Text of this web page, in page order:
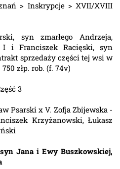
> Inskrypcje > XVII/XVIII
syn zmarłego Andrzeja,
i Franciszek Racięski, syn
sprzedaży części tej wsi w
złp. rob. (f. 74v)
3
Psarski x V. Zofja Zbijewska -
Krzyżanowski, Łukasz
Jana i Ewy Buszkowskiej,